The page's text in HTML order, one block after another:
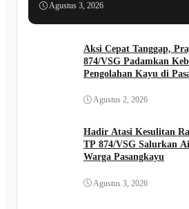
Agustus 3, 2026
Aksi Cepat Tanggap,
874/VSG Padamkan
Pengolahan Kayu di
Agustus 2, 2026
Hadir Atasi Kesulitan
TP 874/VSG Salurkan
Warga Pasangkayu
Agustus 3, 2026